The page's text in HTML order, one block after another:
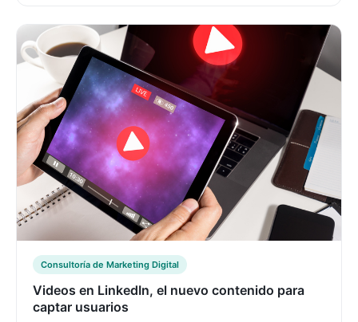
Consultoría de Marketing Digital
Videos en LinkedIn, el nuevo contenido para
captar usuarios